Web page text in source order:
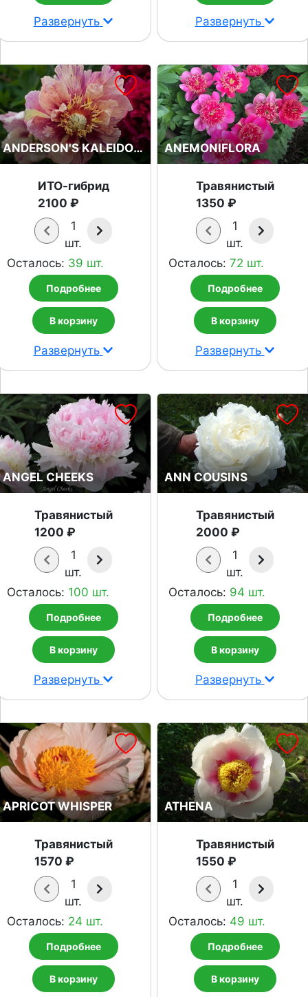
Развернуть Развернуть
ANDERSON'S KALEIDOSCOPE
ИТО-гибрид
2100 ₽
1
шт.
Осталось: 39 шт.
Подробнее
В корзину
Развернуть
ANEMONIFLORA
Травянистый
1350 ₽
1
шт.
Осталось: 72 шт.
Подробнее
В корзину
Развернуть
ANGEL CHEEKS
Травянистый
1200 ₽
1
шт.
Осталось: 100 шт.
Подробнее
В корзину
Развернуть
ANN COUSINS
Травянистый
2000 ₽
1
шт.
Осталось: 94 шт.
Подробнее
В корзину
Развернуть
APRICOT WHISPER
Травянистый
1570 ₽
1
шт.
Осталось: 24 шт.
Подробнее
В корзину
ATHENA
Травянистый
1550 ₽
1
шт.
Осталось: 49 шт.
Подробнее
В корзину